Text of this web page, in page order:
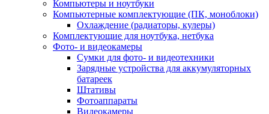
Компьютеры и ноутбуки
Компьютерные комплектующие (ПК, моноблоки)
Охлаждение (радиаторы, кулеры)
Комплектующие для ноутбука, нетбука
Фото- и видеокамеры
Сумки для фото- и видеотехники
Зарядные устройства для аккумуляторных
батареек
Штативы
Фотоаппараты
Видеокамеры